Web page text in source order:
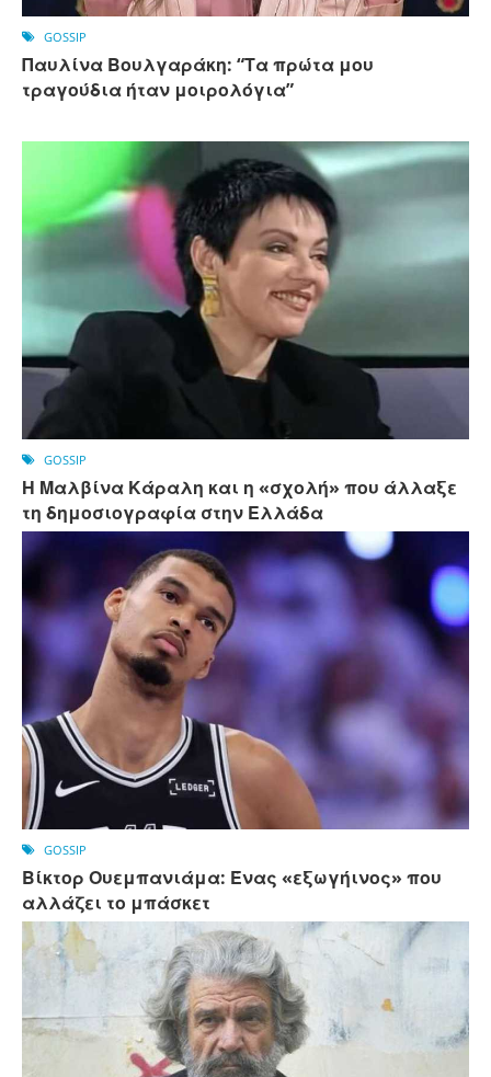
GOSSIP
Παυλίνα Βουλγαράκη: “Τα πρώτα μου
τραγούδια ήταν μοιρολόγια”
GOSSIP
Η Μαλβίνα Κάραλη και η «σχολή» που άλλαξε
τη δημοσιογραφία στην Ελλάδα
GOSSIP
Βίκτορ Ουεμπανιάμα: Ένας «εξωγήινος» που
αλλάζει το μπάσκετ